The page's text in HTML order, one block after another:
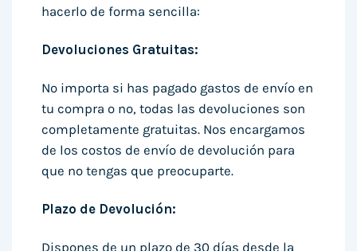
hacerlo de forma sencilla:
Devoluciones Gratuitas:
No importa si has pagado gastos de envío en
tu compra o no, todas las devoluciones son
completamente gratuitas. Nos encargamos
de los costos de envío de devolución para
que no tengas que preocuparte.
Plazo de Devolución:
Dispones de un plazo de 30 días desde la